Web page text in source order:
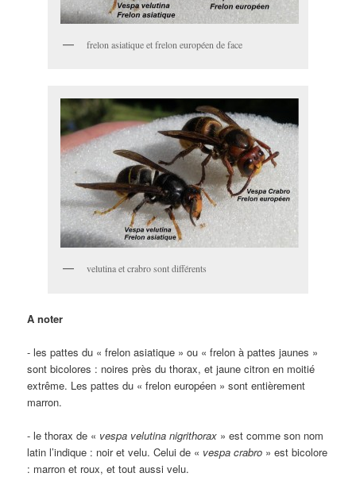
frelon asiatique et frelon européen de face
velutina et crabro sont différents
A noter
- les pattes du « frelon asiatique » ou « frelon à pattes jaunes »
sont bicolores : noires près du thorax, et jaune citron en moitié
extrême. Les pattes du « frelon européen » sont entièrement
marron.
- le thorax de « vespa velutina nigrithorax » est comme son nom
latin l’indique : noir et velu. Celui de « vespa crabro » est bicolore
: marron et roux, et tout aussi velu.